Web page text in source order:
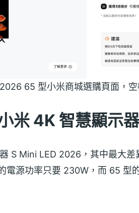
65 型小米商城選購頁面，空
米 4K 智慧顯示
S Mini LED 2026，其中最大差
電源功率只要 230W，而 65 型